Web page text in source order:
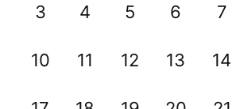
3 4 5 6 7
10 11 12 13 14